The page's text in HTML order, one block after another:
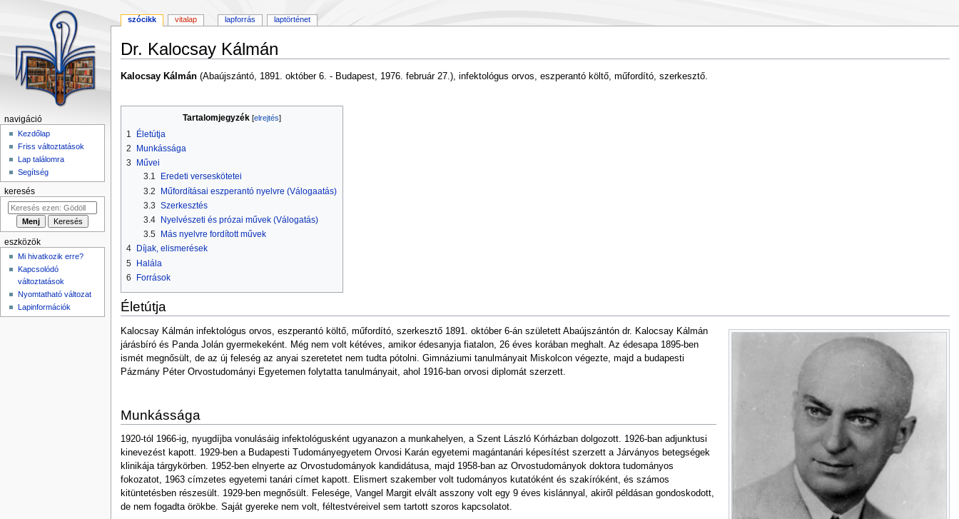
Dr. Kalocsay Kálmán
Ugrás
Ugrás
Kalocsay Kálmán(Abaújszántó, 1891. október 6. - Budapest, 1976. február 27.), infektológus orvos, eszperantó költő, műfordító, szerkesztő.
Tartalomjegyzék
1
Életútja
2
Munkássága
3
Művei
3.1
Eredeti verseskötetei
3.2
Műfordításai eszperantó nyelvre (Válogaatás)
3.3 Szerkesztés
3.4
Nyelvészeti és prózai művek (Válogatás)
3.5
Más nyelvre fordított művek
4
Díjak, elismerések
5 Halála
6
Források
Életútja
Kalocsay Kálmán infektológus orvos, eszperantó költő, műfordító, szerkesztő 1891. október 6-án született Abaújszántón dr. Kalocsay Kálmán
járásbíró és Panda Jolán gyermekeként. Még nem volt kétéves, amikor édesanyja fiatalon, 26 éves korában meghalt. Az édesapa 1895-ben
ismét megnősült, de az új feleség az anyai szeretetet nem tudta pótolni. Gimnáziumi tanulmányait Miskolcon végezte, majd a budapesti
Pázmány Péter Orvostudományi Egyetemen folytatta tanulmányait, ahol 1916-ban orvosi diplomát szerzett.
Munkássága
1920-tól 1966-ig, nyugdíjba vonulásáig infektológusként ugyanazon a munkahelyen, a Szent László Kórházban dolgozott. 1926-ban adjunktusi
kinevezést kapott. 1929-ben a Budapesti Tudományegyetem Orvosi Karán egyetemi magántanári képesítést szerzett a Járványos betegségek
klinikája tárgykörben. 1952-ben elnyerte az Orvostudományok kandidátusa, majd 1958-ban az Orvostudományok doktora tudományos
fokozatot, 1963 címzetes egyetemi tanári címet kapott. Elismert szakember volt tudományos kutatóként és szakíróként, és számos
kitüntetésben részesült. 1929-ben megnősült. Felesége, Vangel Margit elvált asszony volt egy 9 éves kislánnyal, akiről példásan gondoskodott,
de nem fogadta örökbe. Saját gyereke nem volt, féltestvéreivel sem tartott szoros kapcsolatot.
szócikk vitalap lapforrás laptörténet
navigáció
Kezdőlap
Friss változtatások
Lap találomra
Segítség
keresés
eszközök
Mi hivatkozik erre?
Kapcsolódó
változtatások
Nyomtatható változat
Lapinformációk